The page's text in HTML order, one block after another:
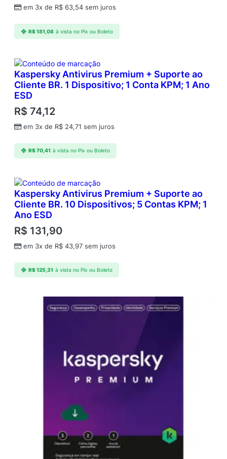
em 3x de R$ 63,54 sem juros
R$181,08 à vista no Pix ou Boleto
Kaspersky Antivirus Premium + Suporte ao
Cliente BR. 1 Dispositivo; 1 Conta KPM; 1 Ano
ESD
R$ 74,12
em 3x de R$ 24,71 sem juros
R$70,41 à vista no Pix ou Boleto
Kaspersky Antivirus Premium + Suporte ao
Cliente BR. 10 Dispositivos; 5 Contas KPM; 1
Ano ESD
R$ 131,90
em 3x de R$ 43,97 sem juros
R$125,31 à vista no Pix ou Boleto